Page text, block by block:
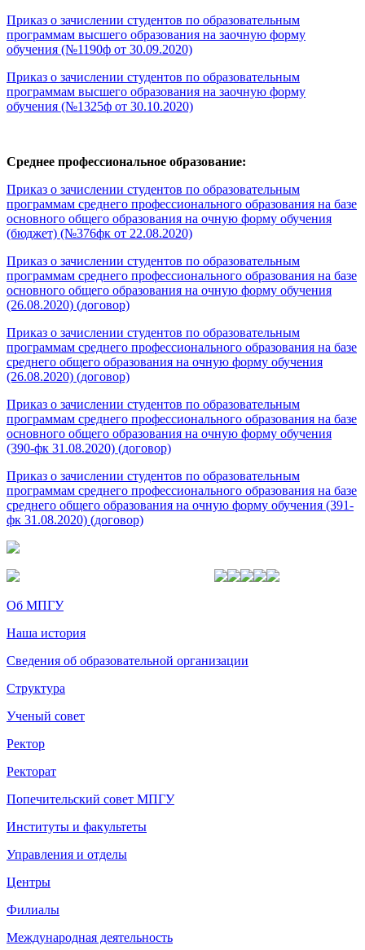
Приказ о зачислении студентов по образовательным
программам высшего образования на заочную форму
обучения (№1190ф от 30.09.2020)
Приказ о зачислении студентов по образовательным
программам высшего образования на заочную форму
обучения (№1325ф от 30.10.2020)
Среднее профессиональное образование:
Приказ о зачислении студентов по образовательным
программам среднего профессионального образования на базе
основного общего образования на очную форму обучения
(бюджет) (№376фк от 22.08.2020)
Приказ о зачислении студентов по образовательным
программам среднего профессионального образования на базе
основного общего образования на очную форму обучения
(26.08.2020) (договор)
Приказ о зачислении студентов по образовательным
программам среднего профессионального образования на базе
среднего общего образования на очную форму обучения
(26.08.2020) (договор)
Приказ о зачислении студентов по образовательным
программам среднего профессионального образования на базе
основного общего образования на очную форму обучения
(390-фк 31.08.2020) (договор)
Приказ о зачислении студентов по образовательным
программам среднего профессионального образования на базе
среднего общего образования на очную форму обучения (391-
фк 31.08.2020) (договор)
Об МПГУ
Наша история
Сведения об образовательной организации
Структура
Ученый совет
Ректор
Ректорат
Попечительский совет МПГУ
Институты и факультеты
Управления и отделы
Центры
Филиалы
Международная деятельность